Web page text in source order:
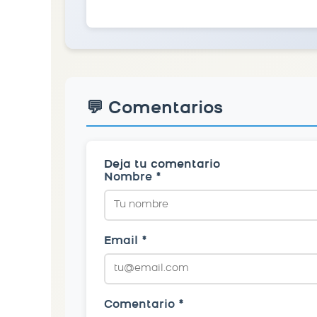
💬 Comentarios
Deja tu comentario
Nombre *
Email *
Comentario *